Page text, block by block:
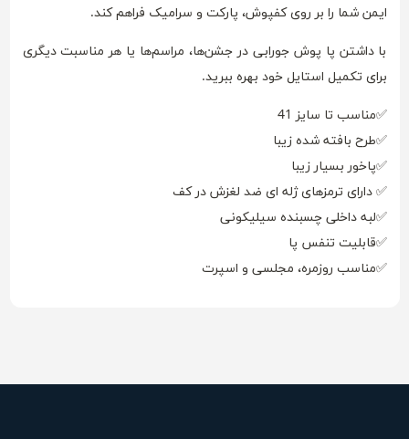
ایمن شما را بر روی کفپوش، پارکت و سرامیک فراهم کند.
با داشتن پا پوش جورابی در جشن‌ها، مراسم‌ها یا هر مناسبت دیگری
برای تکمیل استایل خود بهره ببرید.
✅مناسب تا سایز 41
✅طرح بافته شده زیبا
✅پاخور بسیار زیبا
✅ دارای ترمزهای ژله ای ضد لغزش در کف
✅لبه داخلی چسبنده سیلیکونی
✅قابلیت تنفس پا
✅مناسب روزمره، مجلسی و اسپرت